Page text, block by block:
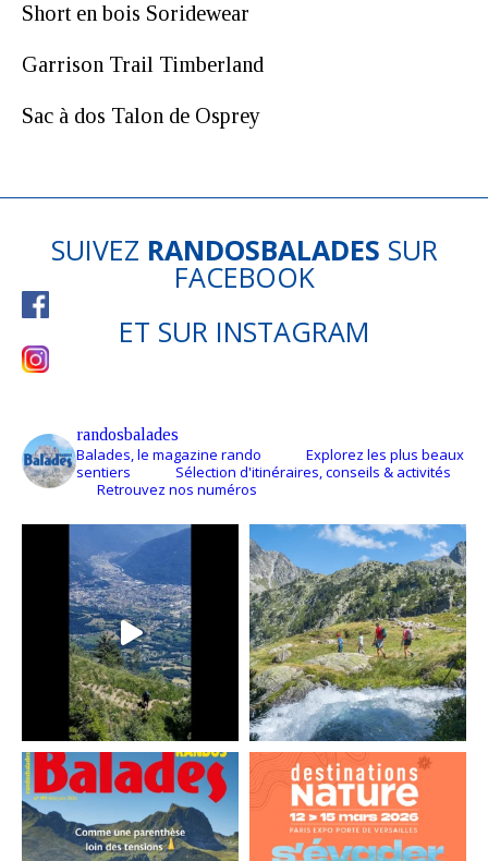
Short en bois Soridewear
Garrison Trail Timberland
Sac à dos Talon de Osprey
SUIVEZ RANDOSBALADES SUR
FACEBOOK
ET SUR INSTAGRAM
randosbalades
Balades, le magazine rando
Explorez les plus beaux
sentiers
Sélection d'itinéraires, conseils & activités
Retrouvez nos numéros